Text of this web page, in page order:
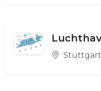
Stuttgart